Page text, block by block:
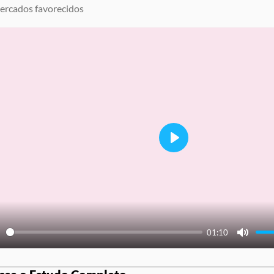
favorecidos
01:10
Play